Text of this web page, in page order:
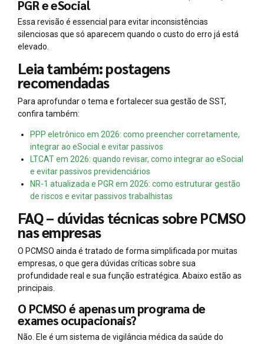
PGR e eSocial
Essa revisão é essencial para evitar inconsistências
silenciosas que só aparecem quando o custo do erro já está
elevado.
Leia também: postagens
recomendadas
Para aprofundar o tema e fortalecer sua gestão de SST,
confira também:
PPP eletrônico em 2026: como preencher corretamente,
integrar ao eSocial e evitar passivos
LTCAT em 2026: quando revisar, como integrar ao eSocial
e evitar passivos previdenciários
NR-1 atualizada e PGR em 2026: como estruturar gestão
de riscos e evitar passivos trabalhistas
FAQ – dúvidas técnicas sobre PCMSO
nas empresas
O PCMSO ainda é tratado de forma simplificada por muitas
empresas, o que gera dúvidas críticas sobre sua
profundidade real e sua função estratégica. Abaixo estão as
principais.
O PCMSO é apenas um programa de
exames ocupacionais?
Não. Ele é um sistema de vigilância médica da saúde do